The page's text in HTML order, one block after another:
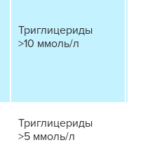
Триглицериды
>10 ммоль/л
Триглицериды
>5 ммоль/л